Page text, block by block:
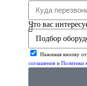
Что вас
Нажимая кнопку
соглашения и Политики